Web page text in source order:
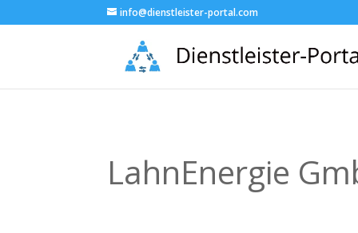
info@dienstleister-portal.com
LahnEnergie